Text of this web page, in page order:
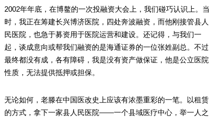
2002年年底，在博鳌的一次投融资大会上，我们碰巧认识上。当
时，我正在筹建长兴博济医院，四处奔波融资，而他刚接管县人
民医院，也急于募资用于医院运营和建设。还记得，与我们一
起，谈成意向或帮我们融资的是海通证券的一位张姓副总。不过
最终都没有成，各有障碍，我是没有资产做保证，他是公立医院
性质，无法提供抵押或担保。
无论如何，老滕在中国医改史上应该有浓墨重彩的一笔。以租赁
的方式，拿下一家县人民医院——一个县域医疗中心，举一人之